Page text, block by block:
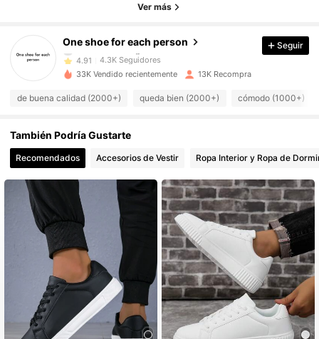
Ver más
One shoe for each person
4.3K Seguidores
4.91 4.3K Seguidores
4.91 4.3K Seguidores
4.91
4.91 4.3K Seguidores
4.91 4.3K Seguidores
4.91 4.3K Seguidores
4.91 4.3K Seguidores
Seguir
33K Vendido recientemente 13K Recompra
de buena calidad (2000+) queda bien (2000+) cómodo (1000+)
También Podría Gustarte
Recomendados Accesorios de Vestir Ropa Interior y Ropa de